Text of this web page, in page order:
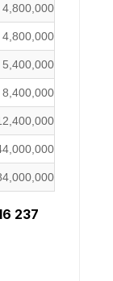
4,800,000
4,800,000
5,400,000
8,400,000
237